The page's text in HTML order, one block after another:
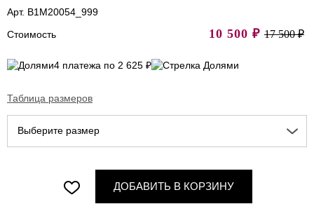
Арт. B1M20054_999
Стоимость
10 500 ₽ 17 500 ₽
4 платежа по 2 625 ₽
Таблица размеров
Выберите размер
ДОБАВИТЬ В КОРЗИНУ